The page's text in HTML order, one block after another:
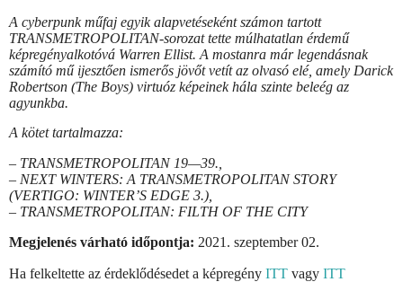
A cyberpunk műfaj egyik alapvetéseként számon tartott
TRANSMETROPOLITAN-sorozat tette múlhatatlan érdemű
képregényalkotóvá Warren Ellist. A mostanra már legendásnak
számító mű ijesztően ismerős jövőt vetít az olvasó elé, amely Darick
Robertson (The Boys) virtuóz képeinek hála szinte beleég az
agyunkba.
A kötet tartalmazza:
– TRANSMETROPOLITAN 19—39.,
– NEXT WINTERS: A TRANSMETROPOLITAN STORY
(VERTIGO: WINTER’S EDGE 3.),
– TRANSMETROPOLITAN: FILTH OF THE CITY
Megjelenés várható időpontja: 2021. szeptember 02.
Ha felkeltette az érdeklődésedet a képregény ITT vagy ITT